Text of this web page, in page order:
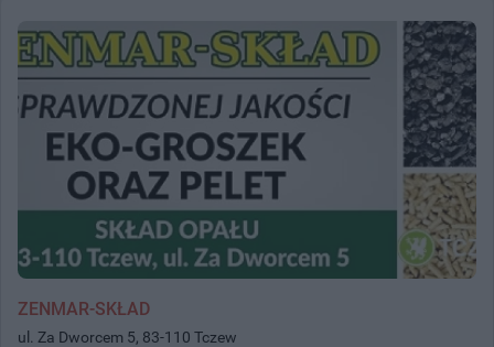
ZENMAR-SKŁAD
ul. Za Dworcem 5, 83-110 Tczew